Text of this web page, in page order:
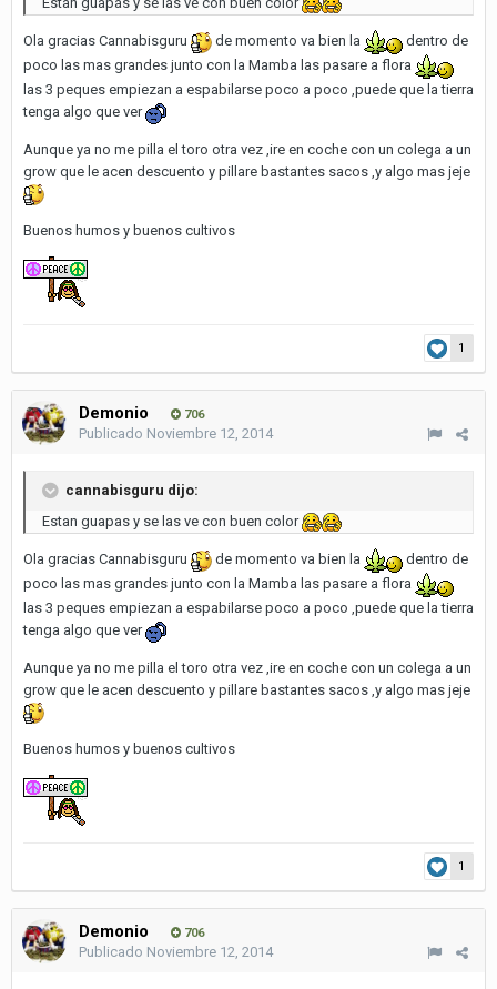
Ola gracias Cannabisguru de momento va bien la
dentro de
poco las mas grandes junto con la Mamba las pasare a flora
las 3 peques empiezan a espabilarse poco a poco ,puede que la tierra
tenga algo que ver
Aunque ya no me pilla el toro otra vez ,ire en coche con un colega a un
grow que le acen descuento y pillare bastantes sacos ,y algo mas jeje
Buenos humos y buenos cultivos
1
Demonio 706
Publicado Noviembre 12, 2014
cannabisguru dijo:
Estan guapas y se las ve con buen color
Ola gracias Cannabisguru de momento va bien la
dentro de
poco las mas grandes junto con la Mamba las pasare a flora
las 3 peques empiezan a espabilarse poco a poco ,puede que la tierra
tenga algo que ver
Aunque ya no me pilla el toro otra vez ,ire en coche con un colega a un
grow que le acen descuento y pillare bastantes sacos ,y algo mas jeje
Buenos humos y buenos cultivos
1
Demonio 706
Publicado Noviembre 12, 2014